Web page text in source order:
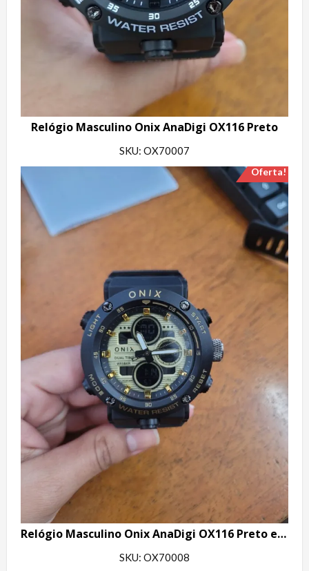
Relógio Masculino Onix AnaDigi OX116 Preto
SKU: OX70007
Oferta!
Relógio Masculino Onix AnaDigi OX116 Preto e Dourado
SKU: OX70008